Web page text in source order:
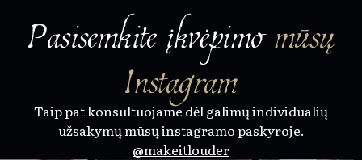
Pasisemkite įkvėpimomūsų
Instagram
Taip pat konsultuojame dėl galimų individualių
užsakymų mūsų instagramo paskyroje.
@makeitlouder